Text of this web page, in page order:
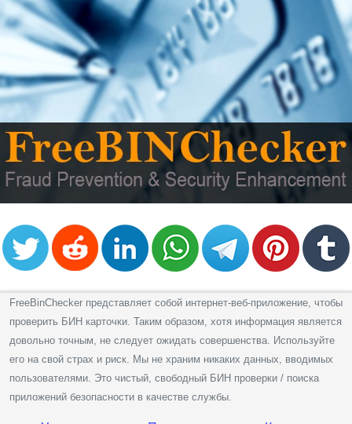
Generator
Generate
Credit
Card
from
BIN
Credit
Card
Checker
Service
What
is
My
IP
Address
?
IP
Lookup
IP
FreeBinChecker представляет собой интернет-веб-приложение, чтобы
проверить БИН карточки. Таким образом, хотя информация является
довольно точным, не следует ожидать совершенства. Используйте
его на свой страх и риск. Мы не храним никаких данных, вводимых
пользователями. Это чистый, свободный БИН проверки / поиска
приложений безопасности в качестве службы.